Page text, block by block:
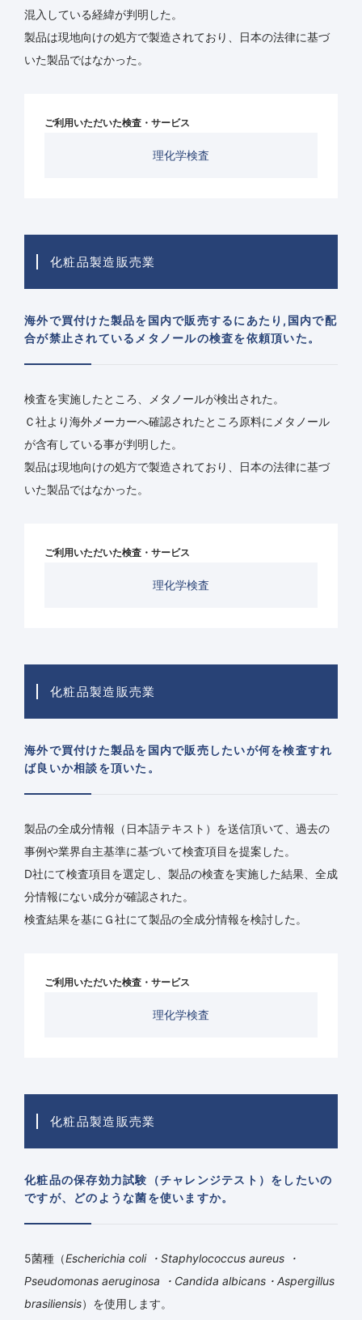
混入している経緯が判明した。
製品は現地向けの処方で製造されており、日本の法律に基づ
いた製品ではなかった。
ご利用いただいた検査・サービス
理化学検査
化粧品製造販売業
海外で買付けた製品を国内で販売するにあたり,国内で配
合が禁止されているメタノールの検査を依頼頂いた。
検査を実施したところ、メタノールが検出された。
Ｃ社より海外メーカーへ確認されたところ原料にメタノール
が含有している事が判明した。
製品は現地向けの処方で製造されており、日本の法律に基づ
いた製品ではなかった。
ご利用いただいた検査・サービス
理化学検査
化粧品製造販売業
海外で買付けた製品を国内で販売したいが何を検査すれ
ば良いか相談を頂いた。
製品の全成分情報（日本語テキスト）を送信頂いて、過去の
事例や業界自主基準に基づいて検査項目を提案した。
D社にて検査項目を選定し、製品の検査を実施した結果、全成
分情報にない成分が確認された。
検査結果を基にＧ社にて製品の全成分情報を検討した。
ご利用いただいた検査・サービス
理化学検査
化粧品製造販売業
化粧品の保存効力試験（チャレンジテスト）をしたいの
ですが、どのような菌を使いますか。
5菌種（Escherichia coli ・Staphylococcus aureus ・
Pseudomonas aeruginosa ・Candida albicans・Aspergillus
brasiliensis）を使用します。